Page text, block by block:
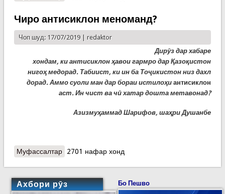
Чиро антисиклон меноманд?
Чоп шуд: 17/07/2019 | redaktor
Дирӯз дар хабаре
хондам, ки антисиклон ҳавои гармро дар Қазоқистон
нигоҳ медорад. Табиист, ки ин ба Тоҷикистон низ дахл
дорад. Аммо суоли ман дар бораи истилоҳиантисиклон
аст. Ин чист ва чӣ хатар дошта метавонад?
Азизмуҳаммад Шарифов, шаҳри Душанбе
Муфассалтаро Чиро антисиклон меноманд?
2701 нафар хонд
Ахбори рӯз Бо Пешво